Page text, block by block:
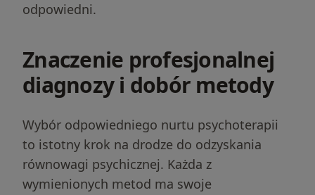
odpowiedni.
Znaczenie profesjonalnej
diagnozy i dobór metody
Wybór odpowiedniego nurtu psychoterapii
to istotny krok na drodze do odzyskania
równowagi psychicznej. Każda z
wymienionych metod ma swoje
Dobierz terapeutę
4.8on Google